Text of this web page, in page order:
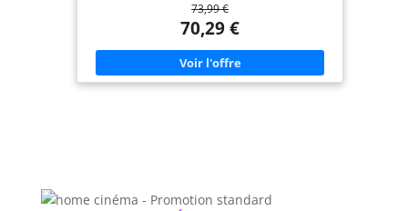
matériau entièrement noir élimine efficacement
les pénétrations lumineuses. Sa compatibilité
universelle le rend idéal pour la plupart des
projecteurs LED, LCD ou DLP du marché. 【Plaisir
visuel】 Le traitement mat de l'écran assure une
réflexion lumineuse uniforme, résistant aux
interférences de la lumière ambiante. Profitez d'un
hauteur. Son mécanisme lent, combiné à une
73,99 €
70,29 €